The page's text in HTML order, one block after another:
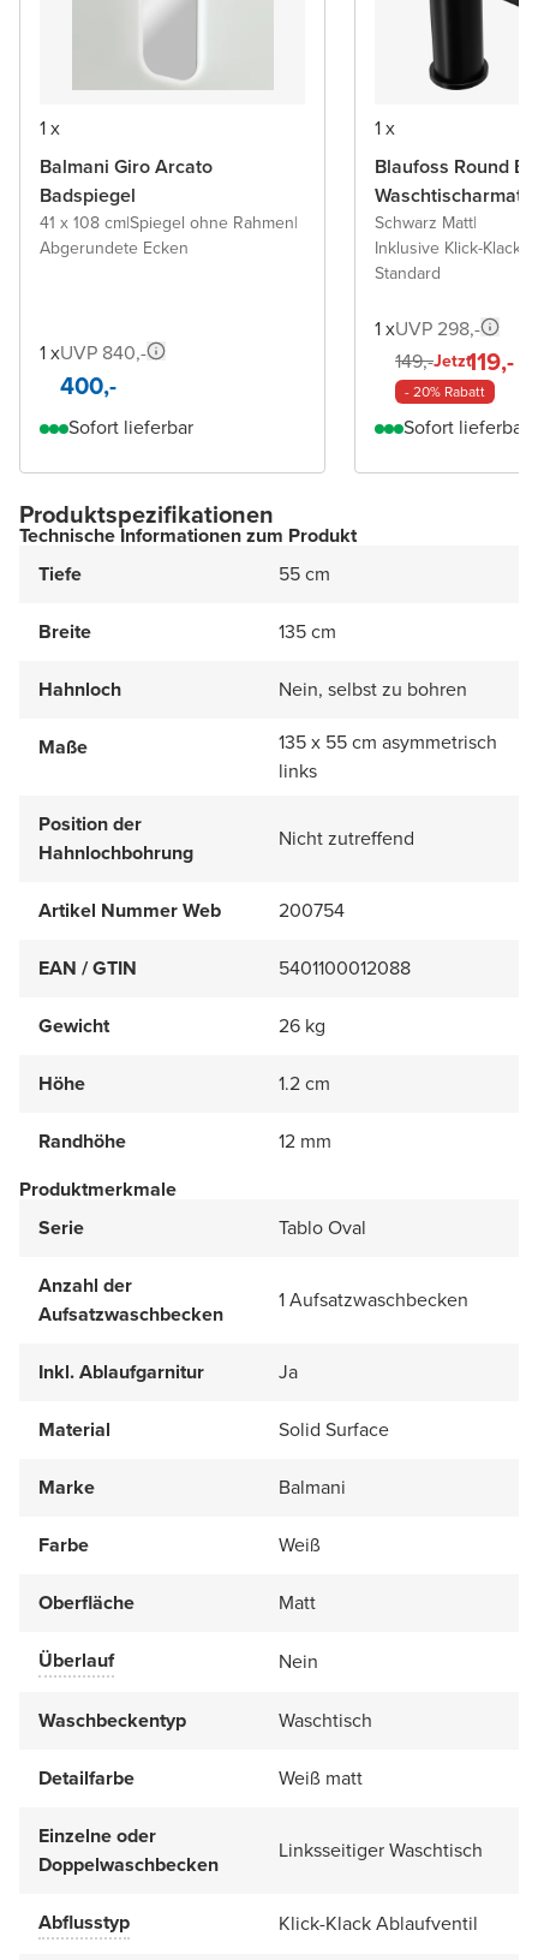
1 x
Balmani Giro Arcato
Badspiegel
41 x 108 cm|Spiegel ohne Rahmen|
Abgerundete Ecken
1 xUVP 840,-
400,-
Sofort lieferbar
1 x
Blaufoss Round
Schwarz Matt|
Inklusive Klick-Klack
Standard
1 xUVP 298,-
149,-Jetzt119,-
- 20% Rabatt
Sofort lieferbar
Produktspezifikationen
Technische Informationen zum Produkt
Tiefe
55 cm
Breite 135 cm
Hahnloch Nein, selbst zu bohren
Maße
135 x 55 cm asymmetrisch
links
Position der
Hahnlochbohrung
Nicht zutreffend
Artikel Nummer Web 200754
EAN / GTIN 5401100012088
Gewicht 26 kg
Höhe 1.2 cm
Randhöhe
12 mm
Produktmerkmale
Serie
Tablo Oval
Anzahl der
Aufsatzwaschbecken
1 Aufsatzwaschbecken
Inkl. Ablaufgarnitur Ja
Material Solid Surface
Marke Balmani
Farbe Weiß
Oberfläche Matt
Überlauf Nein
Waschbeckentyp Waschtisch
Detailfarbe Weiß matt
Einzelne oder
Doppelwaschbecken
Linksseitiger Waschtisch
Abflusstyp Klick-Klack Ablaufventil